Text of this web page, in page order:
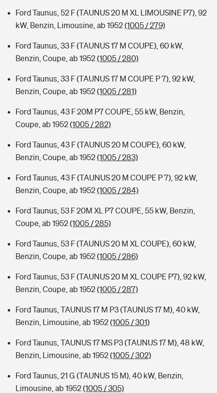
Ford Taunus, 52 F (TAUNUS 20 M XL LIMOUSINE P7), 92
kW, Benzin, Limousine, ab 1952(1005 / 279)
Ford Taunus, 33 F (TAUNUS 17 M COUPE), 60 kW,
Benzin, Coupe, ab 1952(1005 / 280)
Ford Taunus, 33 F (TAUNUS 17 M COUPE P 7), 92 kW,
Benzin, Coupe, ab 1952(1005 / 281)
Ford Taunus, 43 F 20M P7 COUPE, 55 kW, Benzin,
Coupe, ab 1952(1005 / 282)
Ford Taunus, 43 F (TAUNUS 20 M COUPE), 60 kW,
Benzin, Coupe, ab 1952(1005 / 283)
Ford Taunus, 43 F (TAUNUS 20 M COUPE P 7), 92 kW,
Benzin, Coupe, ab 1952(1005 / 284)
Ford Taunus, 53 F 20M XL P7 COUPE, 55 kW, Benzin,
Coupe, ab 1952(1005 / 285)
Ford Taunus, 53 F (TAUNUS 20 M XL COUPE), 60 kW,
Benzin, Coupe, ab 1952(1005 / 286)
Ford Taunus, 53 F (TAUNUS 20 M XL COUPE P7), 92 kW,
Benzin, Coupe, ab 1952(1005 / 287)
Ford Taunus, TAUNUS 17 M P3 (TAUNUS 17 M), 40 kW,
Benzin, Limousine, ab 1952(1005 / 301)
Ford Taunus, TAUNUS 17 MS P3 (TAUNUS 17 M), 48 kW,
Benzin, Limousine, ab 1952(1005 / 302)
Ford Taunus, 21 G (TAUNUS 15 M), 40 kW, Benzin,
Limousine, ab 1952(1005 / 305)